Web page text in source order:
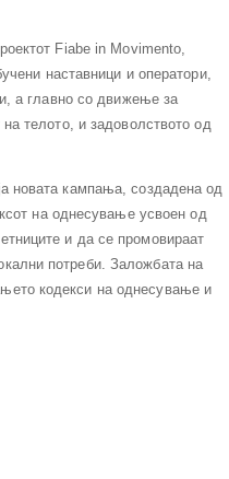
Fiabe in Movimento,
наставници и оператори,
а главно со движење за
на телото, и задоволството од
новата кампања, создадена од
на однесување усвоен од
и да се промовираат
потреби. Заложбата на
кодекси на однесување и